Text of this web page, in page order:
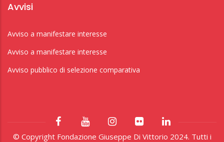
Avvisi
Avviso a manifestare interesse
Avviso a manifestare interesse
Avviso pubblico di selezione comparativa
© Copyright Fondazione Giuseppe Di Vittorio 2024. Tutti i